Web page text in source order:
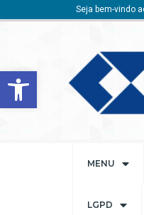
Barra de Ferramentas Aberta
Seja bem-vindo
MENU
LGPD